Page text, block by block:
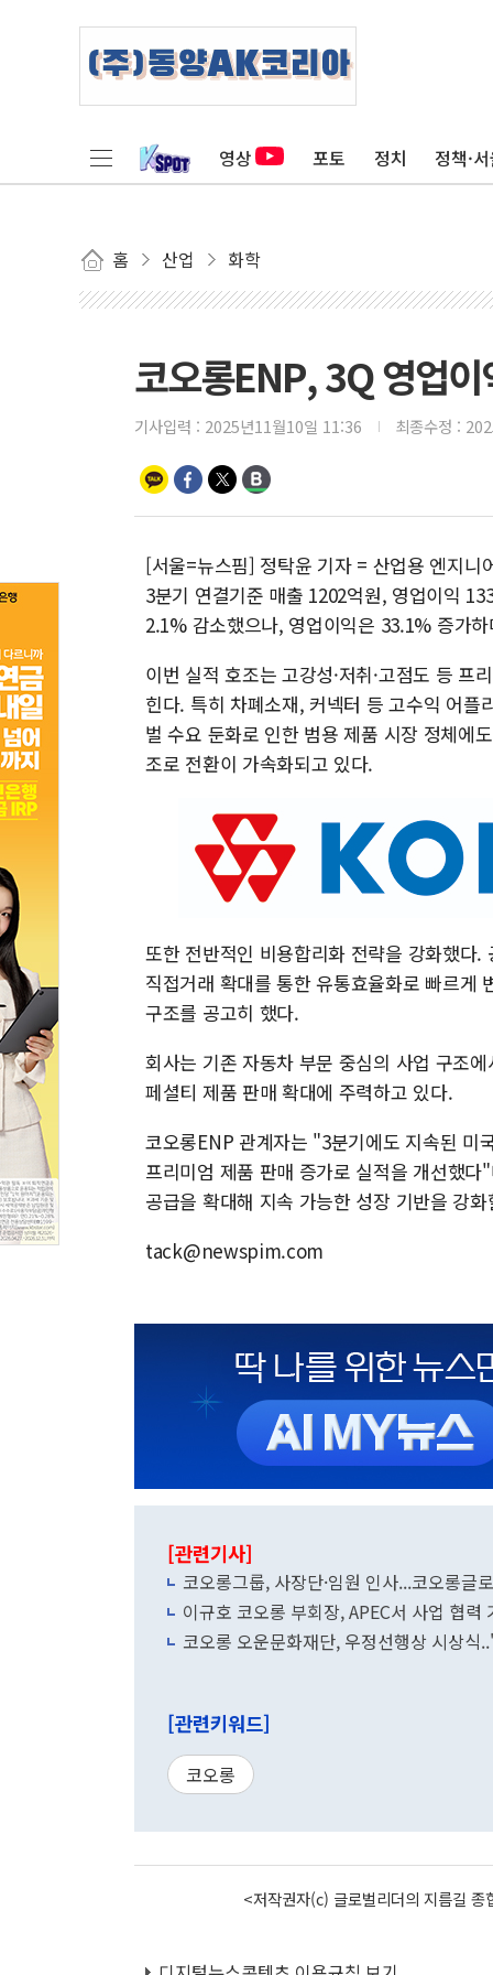
영상 포토 정치 정책·
홈 산업 화학
코오롱ENP, 3Q 영업
기사입력 : 2025년11월10일 11:36 최종수정 :
[서울=뉴스핌] 정탁윤 기자 = 산업용 엔지니
3분기 연결기준 매출 1202억원, 영업이익
2.1% 감소했으나, 영업이익은 33.1% 증가
이번 실적 호조는 고강성·저취·고점도 등
힌다. 특히 차폐소재, 커넥터 등 고수익 어
벌 수요 둔화로 인한 범용 제품 시장 정체에
조로 전환이 가속화되고 있다.
또한 전반적인 비용합리화 전략을 강화했다
직접거래 확대를 통한 유통효율화로 빠르게
구조를 공고히 했다.
회사는 기존 자동차 부문 중심의 사업 구조
페셜티 제품 판매 확대에 주력하고 있다.
코오롱ENP 관계자는 "3분기에도 지속된 미
프리미엄 제품 판매 증가로 실적을 개선했
공급을 확대해 지속 가능한 성장 기반을 강
tack@newspim.com
[관련기사]
코오롱그룹, 사장단·임원 인사...코오롱글
이규호 코오롱 부회장, APEC서 사업 협력
코오롱 오운문화재단, 우정선행상 시상식
[관련키워드]
코오롱
<저작권자(c) 글로벌리더의 지름길